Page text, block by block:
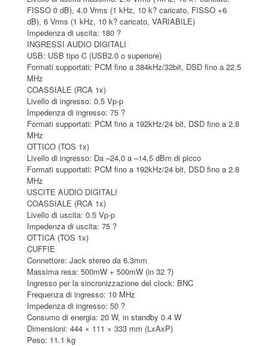
FISSO 0 dB), 4.0 Vrms (1 kHz, 10 k? caricato, FISSO +6
dB), 6 Vrms (1 kHz, 10 k? caricato, VARIABILE)
Impedenza di uscita: 180 ?
INGRESSI AUDIO DIGITALI
USB: USB tipo C (USB2.0 o superiore)
Formati supportati: PCM fino a 384kHz/32bit, DSD fino a 22.5
MHz
COASSIALE (RCA 1x)
Livello di ingresso: 0.5 Vp-p
Impedenza di ingresso: 75 ?
Formati supportati: PCM fino a 192kHz/24 bit, DSD fino a 2.8
MHz
OTTICO (TOS 1x)
Livello di ingresso: Da –24,0 a –14,5 dBm di picco
Formati supportati: PCM fino a 192kHz/24 bit, DSD fino a 2.8
MHz
USCITE AUDIO DIGITALI
COASSIALE (RCA 1x)
Livello di uscita: 0.5 Vp-p
Impedenza di uscita: 75 ?
OTTICA (TOS 1x)
CUFFIE
Connettore: Jack stereo da 6.3mm
Massima resa: 500mW + 500mW (in 32 ?)
Ingresso per la sincronizzazione del clock: BNC
Frequenza di ingresso: 10 MHz
Impedenza di ingresso: 50 ?
Consumo di energia: 20 W, in standby 0.4 W
Dimensioni: 444 × 111 × 333 mm (LxAxP)
Peso: 11.1 kg